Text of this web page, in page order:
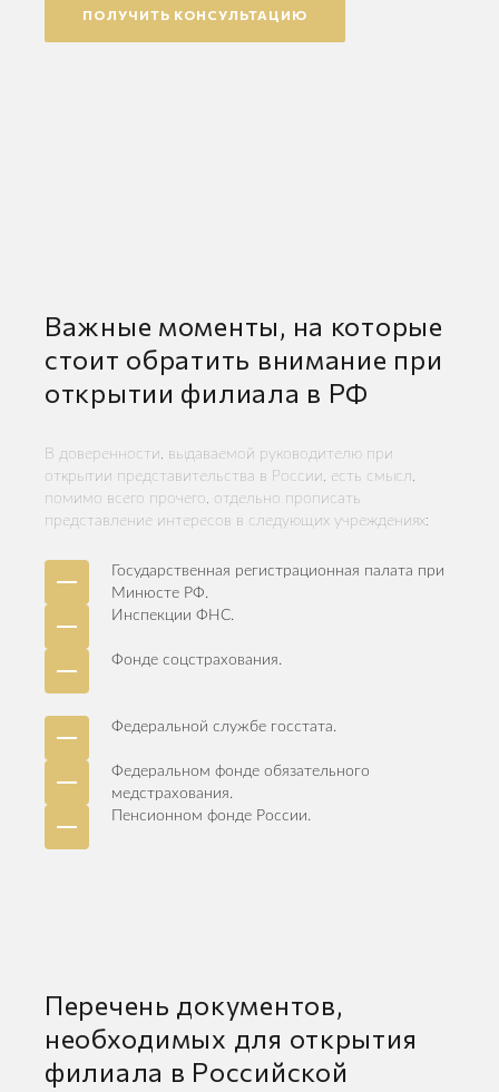
ПОЛУЧИТЬ КОНСУЛЬТАЦИЮ
Важные моменты, на которые
стоит обратить внимание при
открытии филиала в РФ
В доверенности, выдаваемой руководителю при
открытии представительства в России, есть смысл,
помимо всего прочего, отдельно прописать
представление интересов в следующих учреждениях:
Государственная регистрационная палата при
Минюсте РФ.
Инспекции ФНС.
Фонде соцстрахования.
Федеральной службе госстата.
Федеральном фонде обязательного
медстрахования.
Пенсионном фонде России.
Перечень документов,
необходимых для открытия
филиала в Российской